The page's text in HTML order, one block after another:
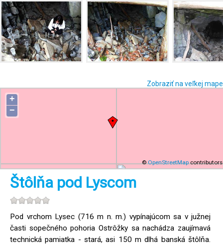
Zobraziť na veľkej mape
+
−
©OpenStreetMapcontributors
Štôlňa pod Lyscom
Pod vrchom Lysec (716 m n. m.) vypínajúcom sa v južnej
časti sopečného pohoria Ostrôžky sa nachádza zaujímavá
technická pamiatka - stará, asi 150 m dlhá banská štôlňa.